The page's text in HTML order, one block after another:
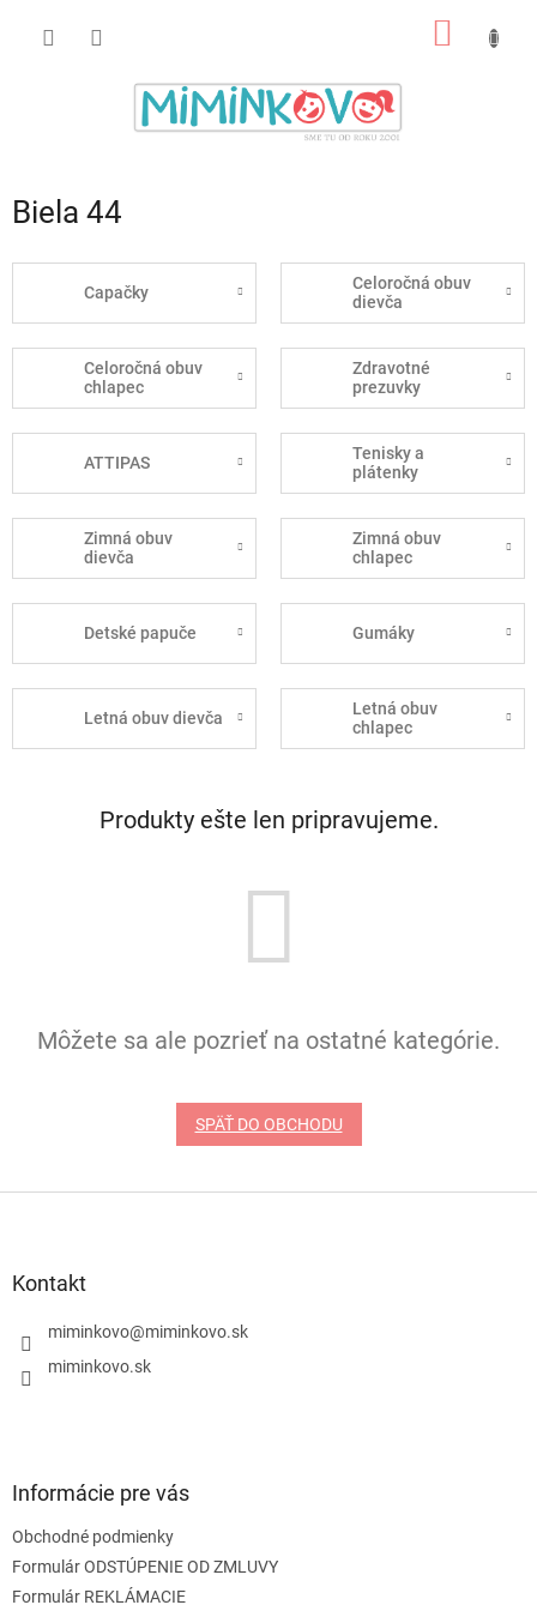
Biela 44
Capačky
Celoročná obuv
dievča
Celoročná obuv
chlapec
Zdravotné
prezuvky
ATTIPAS
Tenisky a
plátenky
Zimná obuv
dievča
Zimná obuv
chlapec
Detské papuče Gumáky
Letná obuv dievča
Letná obuv
chlapec
Produkty ešte len pripravujeme.
Môžete sa ale pozrieť na ostatné kategórie.
SPÄŤ DO OBCHODU
Kontakt
miminkovo@miminkovo.sk
miminkovo.sk
Informácie pre vás
Obchodné podmienky
Formulár ODSTÚPENIE OD ZMLUVY
Formulár REKLÁMACIE